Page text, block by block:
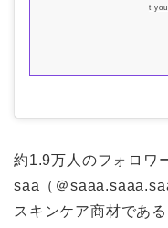
t
約1.9万人のフォロワ
saa（＠
スキンケア商材であ